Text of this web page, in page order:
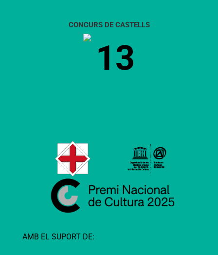
CONCURS DE CASTELLS
13
AMB EL SUPORT DE: